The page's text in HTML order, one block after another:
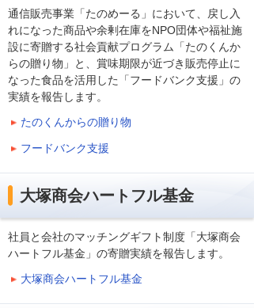
通信販売事業「たのめーる」において、戻し入
れになった商品や余剰在庫をNPO団体や福祉施
設に寄贈する社会貢献プログラム「たのくんか
らの贈り物」と、賞味期限が近づき販売停止に
なった食品を活用した「フードバンク支援」の
実績を報告します。
たのくんからの贈り物
フードバンク支援
大塚商会ハートフル基金
社員と会社のマッチングギフト制度「大塚商会
ハートフル基金」の寄贈実績を報告します。
大塚商会ハートフル基金